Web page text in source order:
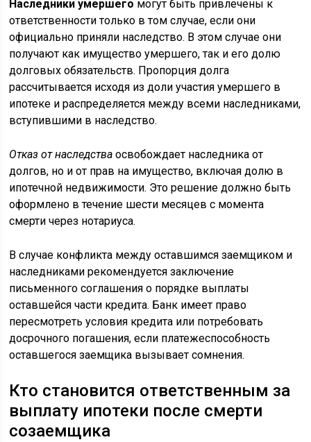
Наследники умершего могут быть привлечены к
ответственности только в том случае, если они
официально приняли наследство. В этом случае они
получают как имущество умершего, так и его долю
долговых обязательств. Пропорция долга
рассчитывается исходя из доли участия умершего в
ипотеке и распределяется между всеми наследниками,
вступившими в наследство.
Отказ от наследства освобождает наследника от
долгов, но и от прав на имущество, включая долю в
ипотечной недвижимости. Это решение должно быть
оформлено в течение шести месяцев с момента
смерти через нотариуса.
В случае конфликта между оставшимся заемщиком и
наследниками рекомендуется заключение
письменного соглашения о порядке выплаты
оставшейся части кредита. Банк имеет право
пересмотреть условия кредита или потребовать
досрочного погашения, если платежеспособность
оставшегося заемщика вызывает сомнения.
Кто становится ответственным за
выплату ипотеки после смерти
созаемщика